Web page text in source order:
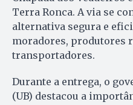
Terra Ronca. A via se
alternativa segura e
moradores, produtores
transportadores.
Durante a entrega, o
(UB) destacou a